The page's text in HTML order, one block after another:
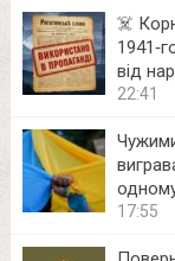
☠️
від
22:41
17:55